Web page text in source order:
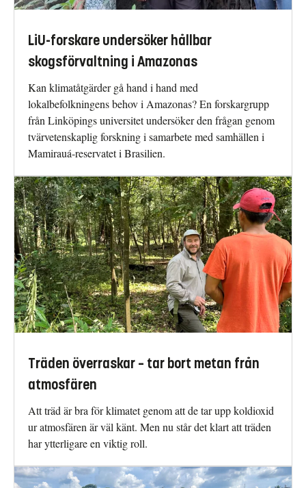
LiU-forskare undersöker hållbar
skogsförvaltning i Amazonas
Kan klimatåtgärder gå hand i hand med
lokalbefolkningens behov i Amazonas? En forskargrupp
från Linköpings universitet undersöker den frågan genom
tvärvetenskaplig forskning i samarbete med samhällen i
Mamirauá-reservatet i Brasilien.
Träden överraskar – tar bort metan från
atmosfären
Att träd är bra för klimatet genom att de tar upp koldioxid
ur atmosfären är väl känt. Men nu står det klart att träden
har ytterligare en viktig roll.